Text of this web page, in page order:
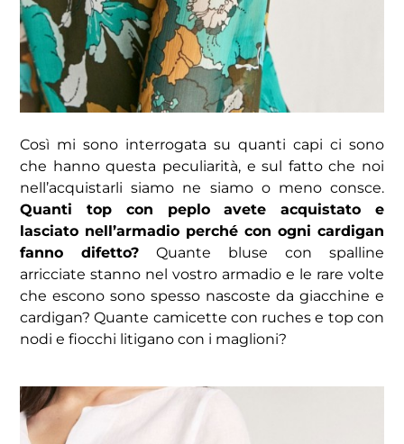
Così mi sono interrogata su quanti capi ci sono
che hanno questa peculiarità, e sul fatto che noi
nell’acquistarli siamo ne siamo o meno consce.
Quanti top con peplo avete acquistato e
lasciato nell’armadio perché con ogni cardigan
fanno difetto? Quante bluse con spalline
arricciate stanno nel vostro armadio e le rare volte
che escono sono spesso nascoste da giacchine e
cardigan? Quante camicette con ruches e top con
nodi e fiocchi litigano con i maglioni?